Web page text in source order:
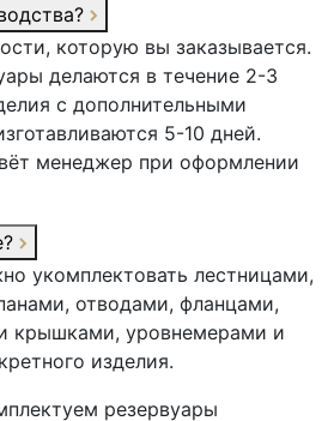
которую вы заказывается.
делаются в течение 2-3
с дополнительными
5-10 дней.
менеджер при оформлении
укомплектовать лестницами,
отводами, фланцами,
крышками, уровнемерами и
изделия.
резервуары